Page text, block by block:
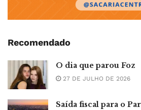
Recomendado
O dia que parou Foz
27 DE JULHO DE 2026
Saída fiscal para o